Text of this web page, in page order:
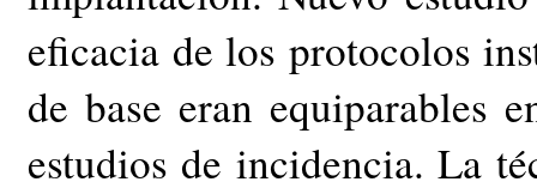
eficacia de los protocolos
de base eran equiparables
estudios de incidencia. La